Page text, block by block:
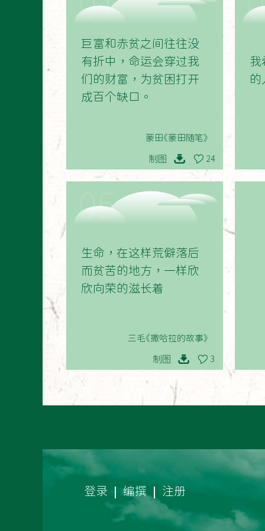
巨富和赤贫之间往往没
有折中，命运会穿过我
们的财富，为贫困打开
成百个缺口。
蒙田《蒙田随笔》
制图 24
我
的
05
生命，在这样荒僻落后
而贫苦的地方，一样欣
欣向荣的滋长着
三毛《撒哈拉的故事》
制图 3
登录 编撰 注册